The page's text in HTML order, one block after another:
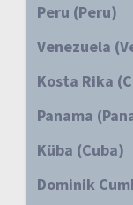
Peru (Peru)
Venezuela
Kosta Rika
Panama
Küba (Cuba)
Dominik